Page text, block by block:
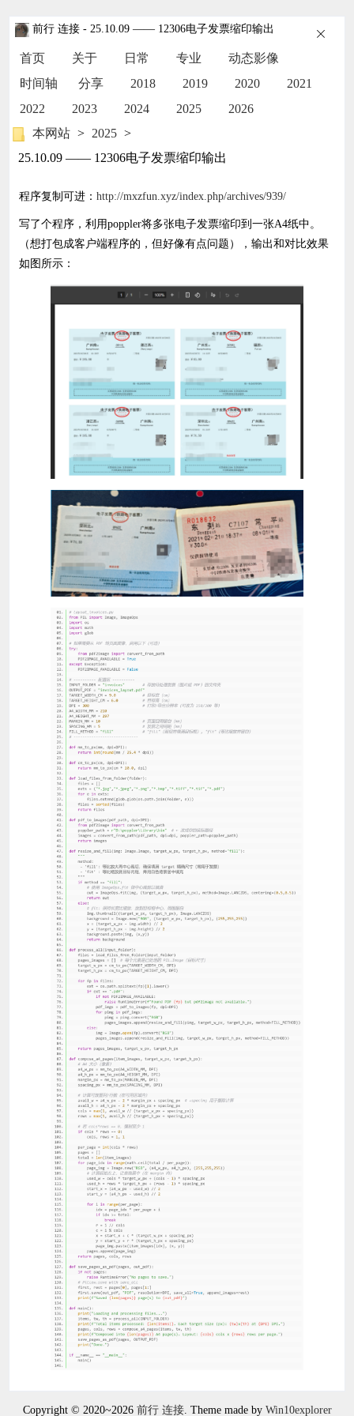
前行 连接- 25.10.09 —— 12306电子发票缩印输出
首页 关于 日常 专业
动态影像
时间轴
分享 2018 2019 2020
2021
2022
2023 2024 2025
2026
本网站 > 2025 >
25.10.09 —— 12306电子发票缩印输出
程序复制可进：http://mxzfun.xyz/index.php/archives/939/
写了个程序，利用poppler将多张电子发票缩印到一张A4纸中。
（想打包成客户端程序的，但好像有点问题），输出和对比效果
如图所示：
Copyright © 2020~2026 前行 连接. Theme made by Win10explorer